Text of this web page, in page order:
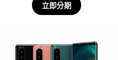
立即分期